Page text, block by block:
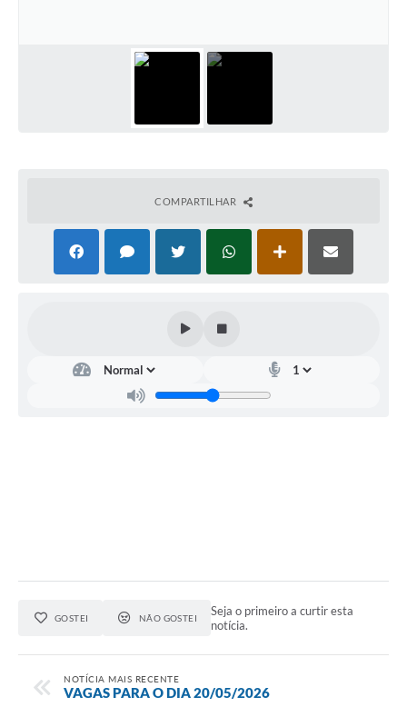
COMPARTILHAR
GOSTEI NÃO GOSTEI
Seja o primeiro a curtir esta
notícia.
NOTÍCIA MAIS RECENTE
VAGAS PARA O DIA 20/05/2026